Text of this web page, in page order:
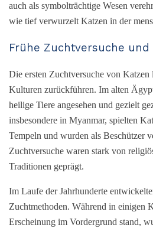
auch als symbolträchtige Wesen
wie tief verwurzelt Katzen in der
Frühe Zuchtversuche und
Die ersten Zuchtversuche von Katzen
Kulturen zurückführen. Im alten
heilige Tiere angesehen und gezielt
insbesondere in Myanmar, spielten
Tempeln und wurden als Beschützer
Zuchtversuche waren stark von
Traditionen geprägt.
Im Laufe der Jahrhunderte
Zuchtmethoden. Während in einigen
Erscheinung im Vordergrund stand,